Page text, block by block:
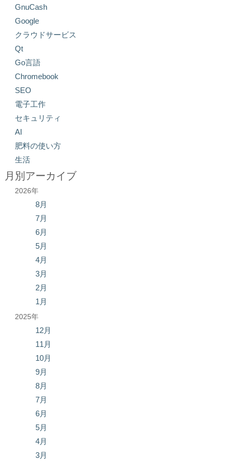
GnuCash
Google
クラウドサービス
Qt
Go言語
Chromebook
SEO
電子工作
セキュリティ
AI
肥料の使い方
生活
月別アーカイブ
2026年
8月
7月
6月
5月
4月
3月
2月
1月
2025年
12月
11月
10月
9月
8月
7月
6月
5月
4月
3月